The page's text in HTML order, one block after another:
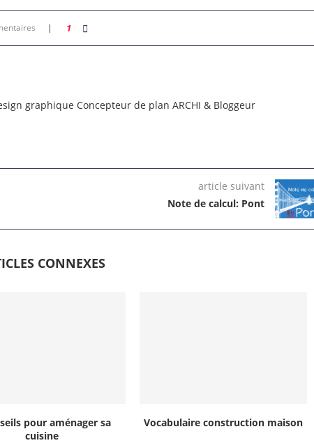
1
graphique Concepteur de plan ARCHI & Bloggeur
article suivant
Note de calcul: Pont
CONNEXES
pour aménager sa
cuisine
Vocabulaire construction maison